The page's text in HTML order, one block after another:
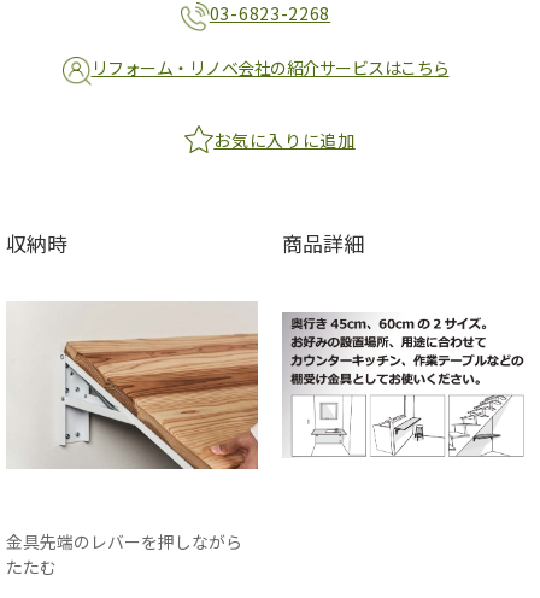
03-6823-2268
リフォーム・リノベ会社の紹介サービスはこちら
お気に入りに追加
収納時
金具先端のレバーを押しながら
たたむ
商品詳細